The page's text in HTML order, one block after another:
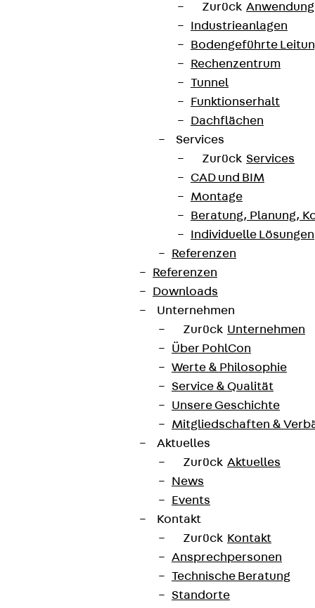
Zurück
Industrieanlagen
Bodengeführte
Rechenzentrum
Tunnel
Funktionserhalt
Dachflächen
Services
Zurück Services
CAD und BIM
Montage
Beratung, Planung,
Individuelle Lösungen
Referenzen
Referenzen
Downloads
Unternehmen
Zurück Unternehmen
Über PohlCon
Werte & Philosophie
Service & Qualität
Unsere Geschichte
Mitgliedschaften &
Aktuelles
Zurück Aktuelles
News
Events
Kontakt
Zurück Kontakt
Ansprechpersonen
Technische Beratung
Standorte